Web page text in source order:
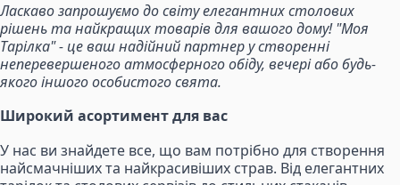
Ласкаво запрошуємо до світу елегантних столових
рішень та найкращих товарів для вашого дому! "Моя
Тарілка" - це ваш надійний партнер у створенні
неперевершеного атмосферного обіду, вечері або будь-
якого іншого особистого свята.
Широкий асортимент для вас
У нас ви знайдете все, що вам потрібно для створення
найсмачніших та найкрасивіших страв. Від елегантних